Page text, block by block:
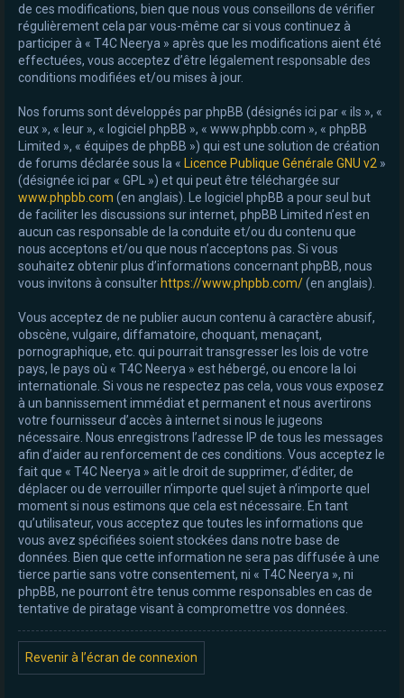
de ces modifications, bien que nous vous conseillons de vérifier
régulièrement cela par vous-même car si vous continuez à
participer à « T4C Neerya » après que les modifications aient été
effectuées, vous acceptez d’être légalement responsable des
conditions modifiées et/ou mises à jour.
Nos forums sont développés par phpBB (désignés ici par « ils », «
eux », « leur », « logiciel phpBB », « www.phpbb.com », « phpBB
Limited », « équipes de phpBB ») qui est une solution de création
de forums déclarée sous la « Licence Publique Générale GNU v2 »
(désignée ici par « GPL ») et qui peut être téléchargée sur
www.phpbb.com (en anglais). Le logiciel phpBB a pour seul but
de faciliter les discussions sur internet, phpBB Limited n’est en
aucun cas responsable de la conduite et/ou du contenu que
nous acceptons et/ou que nous n’acceptons pas. Si vous
souhaitez obtenir plus d’informations concernant phpBB, nous
vous invitons à consulter https://www.phpbb.com/(en anglais).
Vous acceptez de ne publier aucun contenu à caractère abusif,
obscène, vulgaire, diffamatoire, choquant, menaçant,
pornographique, etc. qui pourrait transgresser les lois de votre
pays, le pays où « T4C Neerya » est hébergé, ou encore la loi
internationale. Si vous ne respectez pas cela, vous vous exposez
à un bannissement immédiat et permanent et nous avertirons
votre fournisseur d’accès à internet si nous le jugeons
nécessaire. Nous enregistrons l’adresse IP de tous les messages
afin d’aider au renforcement de ces conditions. Vous acceptez le
fait que « T4C Neerya » ait le droit de supprimer, d’éditer, de
déplacer ou de verrouiller n’importe quel sujet à n’importe quel
moment si nous estimons que cela est nécessaire. En tant
qu’utilisateur, vous acceptez que toutes les informations que
vous avez spécifiées soient stockées dans notre base de
données. Bien que cette information ne sera pas diffusée à une
tierce partie sans votre consentement, ni « T4C Neerya », ni
phpBB, ne pourront être tenus comme responsables en cas de
tentative de piratage visant à compromettre vos données.
Revenir à l’écran de connexion